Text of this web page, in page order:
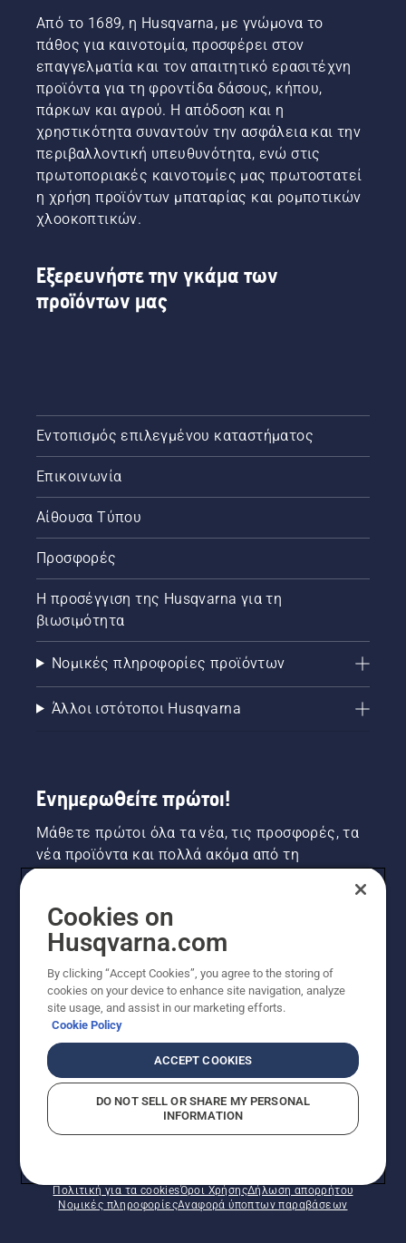
Από το 1689, η Husqvarna, με γνώμονα το
πάθος για καινοτομία, προσφέρει στον
επαγγελματία και τον απαιτητικό ερασιτέχνη
προϊόντα για τη φροντίδα δάσους, κήπου,
πάρκων και αγρού. Η απόδοση και η
χρηστικότητα συναντούν την ασφάλεια και την
περιβαλλοντική υπευθυνότητα, ενώ στις
πρωτοποριακές καινοτομίες μας πρωτοστατεί
η χρήση προϊόντων μπαταρίας και ρομποτικών
χλοοκοπτικών.
Εξερευνήστε την γκάμα των
προϊόντων μας
Εντοπισμός επιλεγμένου καταστήματος
Επικοινωνία
Αίθουσα Τύπου
Προσφορές
Η προσέγγιση της Husqvarna για τη
βιωσιμότητα
Νομικές πληροφορίες προϊόντων
Άλλοι ιστότοποι Husqvarna
Ενημερωθείτε πρώτοι!
Μάθετε πρώτοι όλα τα νέα, τις προσφορές, τα
νέα προϊόντα και πολλά ακόμα από τη
ΕΓΓΡΑΦΉ ΣΤΟ ΕΝΗΜΕΡΩΤΙΚΌ ΔΕΛΤΊΟ
© Husqvarna AB (δημοσ.) Με την επιφύλαξη παντός
Πολιτική για τα cookiesΌροι ΧρήσηςΔήλωση απορρήτου
Νομικές πληροφορίεςΑναφορά ύποπτων παραβάσεων
Cookies on
Husqvarna.com
By clicking “Accept Cookies”, you agree to the storing of
cookies on your device to enhance site navigation, analyze
site usage, and assist in our marketing efforts.
Cookie Policy
ACCEPT COOKIES
DO NOT SELL OR SHARE MY PERSONAL
INFORMATION